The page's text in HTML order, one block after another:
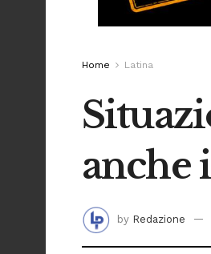
Home Latina
anche
by Redazione